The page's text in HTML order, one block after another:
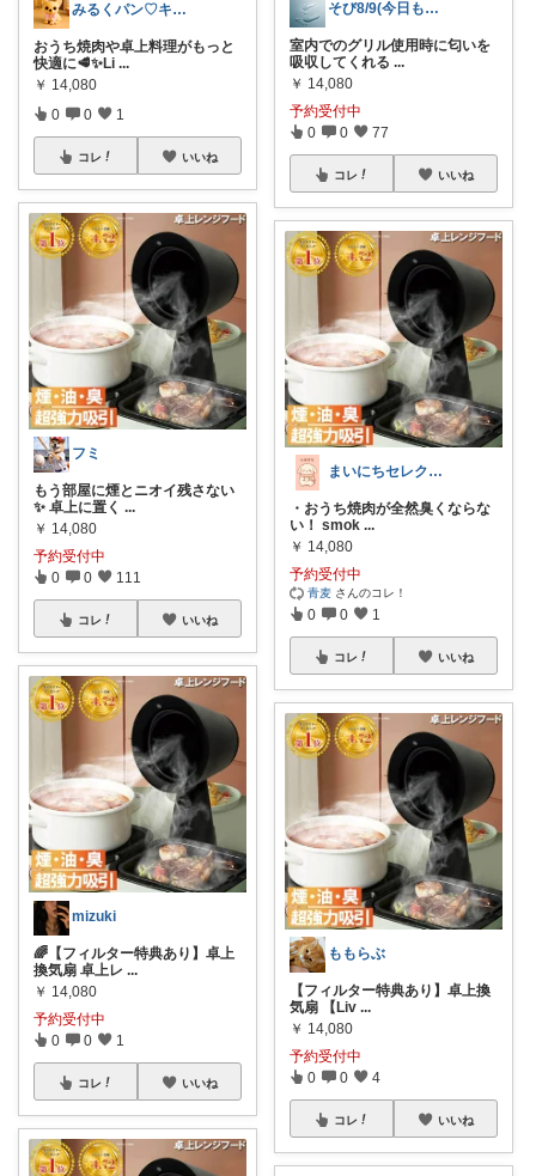
みるくパン♡キッチンルーム
おうち焼肉や卓上料理がもっと
快適に🥩✨Li ...
￥ 14,080
0 0 1
コレ いいね
フミ
もう部屋に煙とニオイ残さない
✨ 卓上に置く ...
￥ 14,080
予約受付中
0 0 111
コレ いいね
mizuki
🌈【フィルター特典あり】卓上
換気扇 卓上レ ...
￥ 14,080
予約受付中
0 0 1
コレ いいね
そび8/9(今日も良いことありますように
室内でのグリル使用時に匂いを
吸収してくれる ...
￥ 14,080
予約受付中
0 0 77
コレ いいね
まいにちセレクトdays
・おうち焼肉が全然臭くならな
い！ smok ...
￥ 14,080
予約受付中
青麦 さんのコレ！
0 0 1
コレ いいね
ももらぶ
【フィルター特典あり】卓上換
気扇 【Liv ...
￥ 14,080
予約受付中
0 0 4
コレ いいね